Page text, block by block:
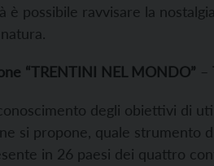
è possibile ravvisare la
“TRENTINI NEL MONDO” –
degli obiettivi di
si propone, quale
in 26 paesi dei quattro